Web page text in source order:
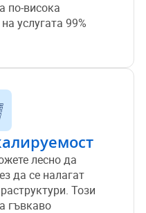
по-висока
услугата 99%
лесно да
да се налагат
Този
гъвкаво